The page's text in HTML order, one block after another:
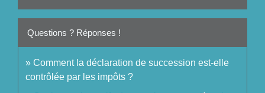
Questions ? Réponses !
Comment la déclaration de succession est-elle
contrôlée par les impôts ?